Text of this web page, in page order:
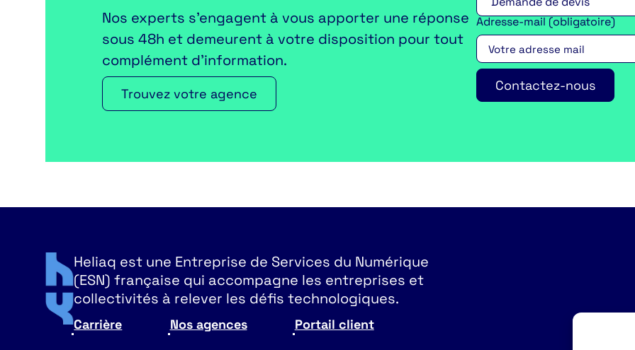
Nos experts s’engagent à vous apporter une réponse
sous 48h et demeurent à votre disposition pour tout
complément d’information.
Trouvez votre agence
Adresse-mail (obligatoire)
Contactez-nous
Heliaq est une Entreprise de Services du Numérique
(ESN) française qui accompagne les entreprises et
collectivités à relever les défis technologiques.
Carrière Nos agences Portail client